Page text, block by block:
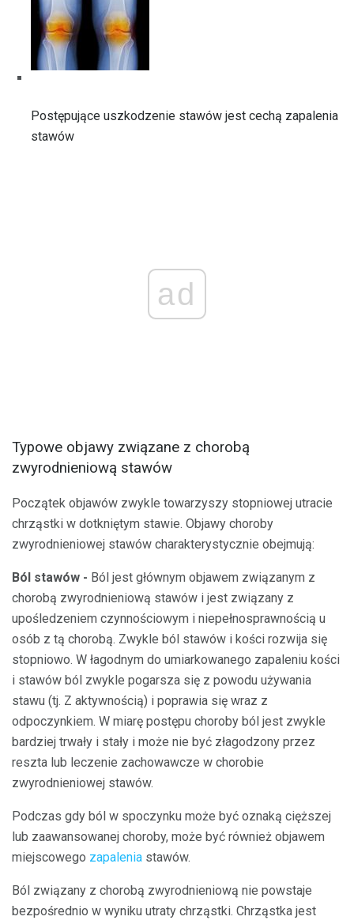
Postępujące uszkodzenie stawów jest cechą zapalenia
stawów
ad
Typowe objawy związane z chorobą
zwyrodnieniową stawów
Początek objawów zwykle towarzyszy stopniowej utracie
chrząstki w dotkniętym stawie. Objawy choroby
zwyrodnieniowej stawów charakterystycznie obejmują:
Ból stawów - Ból jest głównym objawem związanym z
chorobą zwyrodnieniową stawów i jest związany z
upośledzeniem czynnościowym i niepełnosprawnością u
osób z tą chorobą. Zwykle ból stawów i kości rozwija się
stopniowo. W łagodnym do umiarkowanego zapaleniu kości
i stawów ból zwykle pogarsza się z powodu używania
stawu (tj. Z aktywnością) i poprawia się wraz z
odpoczynkiem. W miarę postępu choroby ból jest zwykle
bardziej trwały i stały i może nie być złagodzony przez
reszta lub leczenie zachowawcze w chorobie
zwyrodnieniowej stawów.
Podczas gdy ból w spoczynku może być oznaką cięższej
lub zaawansowanej choroby, może być również objawem
miejscowego zapalenia stawów.
Ból związany z chorobą zwyrodnieniową nie powstaje
bezpośrednio w wyniku utraty chrząstki. Chrząstka jest